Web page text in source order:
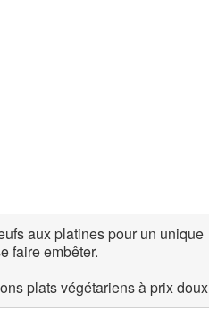
aux platines pour un unique
faire embêter.
plats végétariens à prix doux